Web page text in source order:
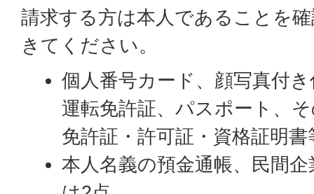
請求する方は本人であることを
きてください。
個人番号カード、顔写真付
運転免許証、パスポート、
免許証・許可証・資格証明書
本人名義の預金通帳、民間